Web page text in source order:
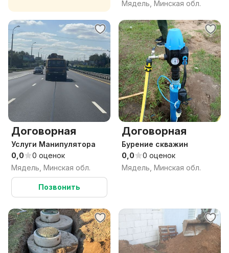
Мядель, Минская обл.
Договорная
Услуги Манипулятора
0,0
0 оценок
Мядель, Минская обл.
Позвонить
Договорная
Бурение скважин
0,0
0 оценок
Мядель, Минская обл.